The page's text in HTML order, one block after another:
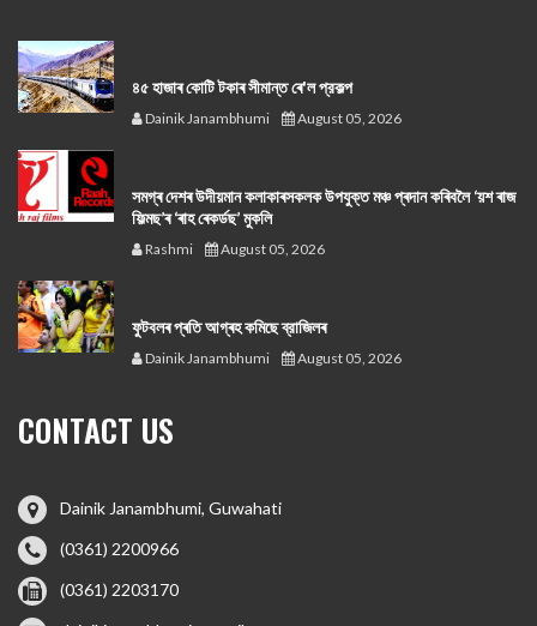
৪৫ হাজাৰ কোটি টকাৰ সীমান্ত ৰে'ল প্রকল্প
Dainik Janambhumi August 05, 2026
সমগ্ৰ দেশৰ উদীয়মান কলাকাৰসকলক উপযুক্ত মঞ্চ প্ৰদান কৰিবলৈ ‘য়শ ৰাজ
ফিল্মছ’ৰ ‘ৰাহ ৰেকৰ্ডছ’ মুকলি
Rashmi August 05, 2026
ফুটবলৰ প্ৰতি আগ্ৰহ কমিছে ব্রাজিলৰ
Dainik Janambhumi August 05, 2026
CONTACT US
Dainik Janambhumi, Guwahati
(0361) 2200966
(0361) 2203170